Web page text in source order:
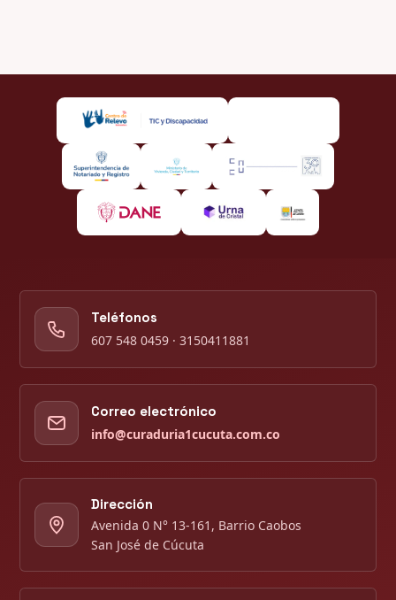
Teléfonos
607 548 0459 · 3150411881
Correo electrónico
info@curaduria1cucuta.com.co
Dirección
Avenida 0 N° 13-161, Barrio Caobos
San José de Cúcuta